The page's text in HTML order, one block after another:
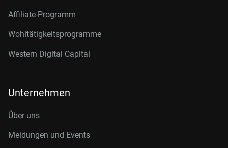
Affiliate-Programm
Wohltätigkeitsprogramme
Western Digital Capital
Unternehmen
Über uns
Meldungen und Events